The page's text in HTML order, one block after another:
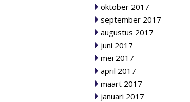
oktober 2017
september 2017
augustus 2017
juni 2017
mei 2017
april 2017
maart 2017
januari 2017